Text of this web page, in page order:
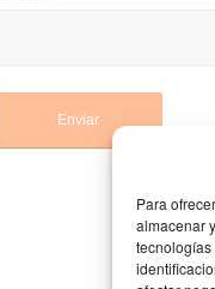
Para
almacenar
tecnologías